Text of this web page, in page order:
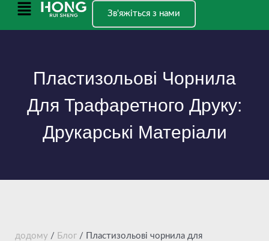
ПерейтиГоловне
Зв'яжіться з нами
Пластизольові Чорнила
Для Трафаретного Друку:
Друкарські Матеріали
додому / Блог / Пластизольові чорнила для